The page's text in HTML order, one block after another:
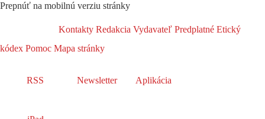
Prepnúť na mobilnú verziu stránky
Kontakty Redakcia Vydavateľ Predplatné Etický
kódex Pomoc Mapa stránky
RSS Newsletter Aplikácia